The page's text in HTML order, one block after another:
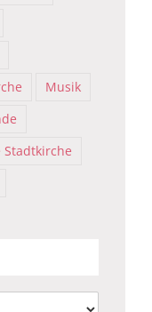
Musik
Stadtkirche